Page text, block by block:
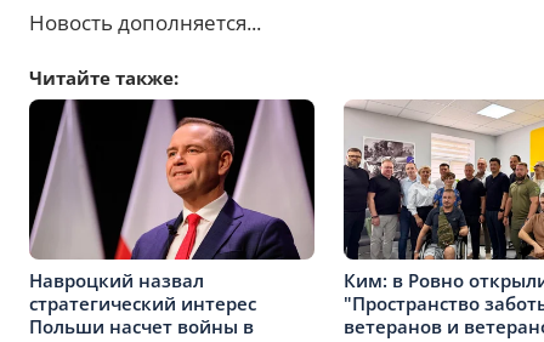
Новость дополняется...
Читайте также:
Навроцкий назвал
стратегический интерес
Польши насчет войны в
Ким: в Ровно
"Пространство
ветеранов и